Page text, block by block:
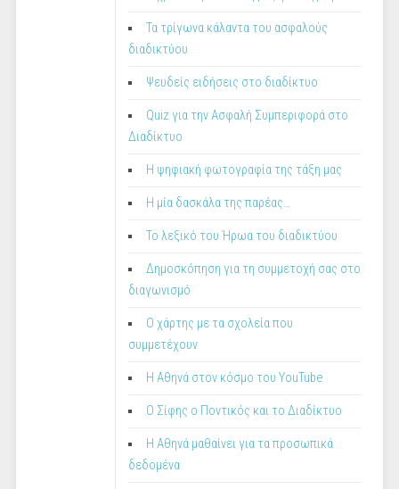
Τα τρίγωνα κάλαντα του ασφαλούς
διαδικτύου
Ψευδείς ειδήσεις στο διαδίκτυο
Quiz για την Ασφαλή Συμπεριφορά στο
Διαδίκτυο
Η ψηφιακή φωτογραφία της τάξη μας
Η μία δασκάλα της παρέας…
Το λεξικό του Ήρωα του διαδικτύου
Δημοσκόπηση για τη συμμετοχή σας στο
διαγωνισμό
Ο χάρτης με τα σχολεία που
συμμετέχουν
Η Αθηνά στον κόσμο του YouTube
O Σίφης ο Ποντικός και το Διαδίκτυο
Η Αθηνά μαθαίνει για τα προσωπικά
δεδομένα